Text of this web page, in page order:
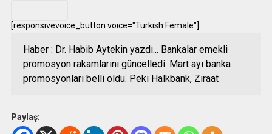
[responsivevoice_button voice="Turkish Female"]
Haber : Dr. Habib Aytekin yazdı... Bankalar emekli
promosyon rakamlarını güncelledi. Mart ayı banka
promosyonları belli oldu. Peki Halkbank, Ziraat
Paylaş: